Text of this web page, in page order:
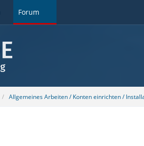
Forum
Allgemeines Arbeiten / Konten einrichten /